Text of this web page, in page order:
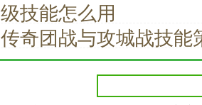
技能怎么用
奇团战与攻城战技能